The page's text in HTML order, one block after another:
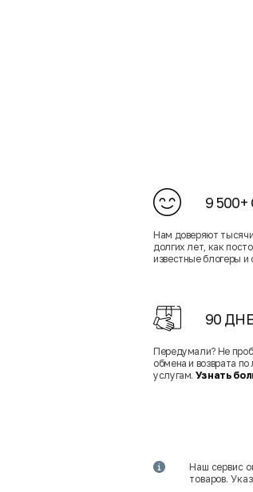
9
Нам доверяют
долгих лет, как
известные блогеры и
90
Передумали? Не
обмена и возврата
услугам. Узнать
Наш сервис
товаров.